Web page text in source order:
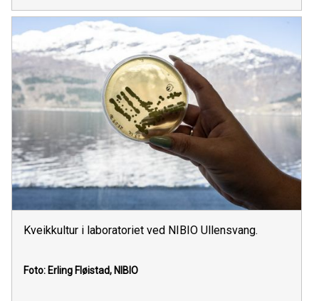
Kveikkultur i laboratoriet ved NIBIO Ullensvang.
Foto: Erling Fløistad, NIBIO